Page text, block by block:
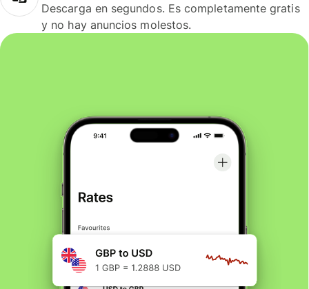
Descarga en segundos. Es completamente gratis
y no hay anuncios molestos.